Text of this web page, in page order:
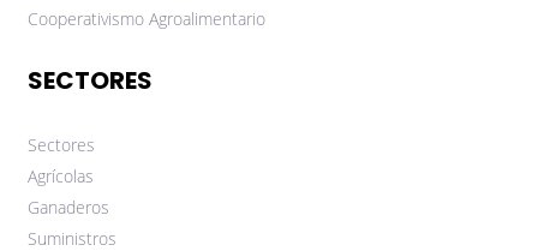
Cooperativismo Agroalimentario
SECTORES
Sectores
Agrícolas
Ganaderos
Suministros